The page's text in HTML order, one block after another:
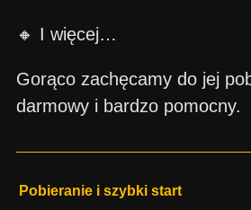
🔸 I więcej…
Gorąco zachęcamy do jej
darmowy i bardzo pomocny.
Pobieranie i szybki start
Kupon został
18.44$
Gratulacje, otrzymasz darmową
E-mail
kontynuować?